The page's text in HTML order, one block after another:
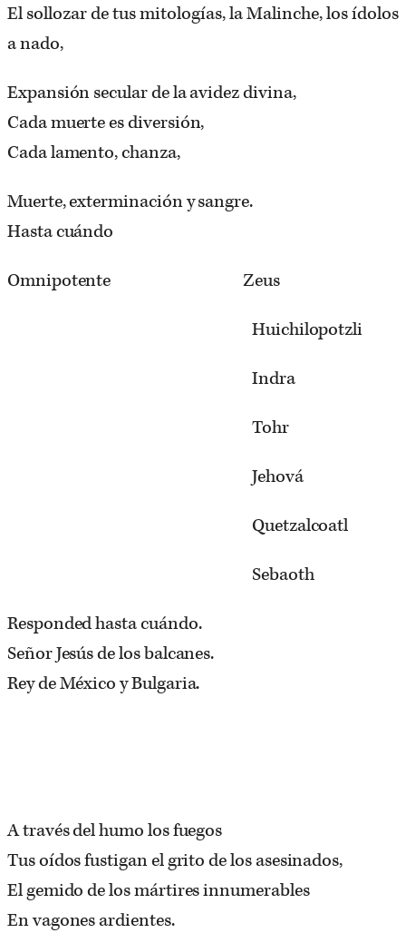
El sollozar de tus mitologías, la Malinche, los ídolos
a nado,
Expansión secular de la avidez divina,
Cada muerte es diversión,
Cada lamento, chanza,
Muerte, exterminación y sangre.
Hasta cuándo
Omnipotente Zeus
Huichilopotzli
Indra
Tohr
Jehová
Quetzalcoatl
Sebaoth
Responded hasta cuándo.
Señor Jesús de los balcanes.
Rey de México y Bulgaria.
A través del humo los fuegos
Tus oídos fustigan el grito de los asesinados,
El gemido de los mártires innumerables
En vagones ardientes.